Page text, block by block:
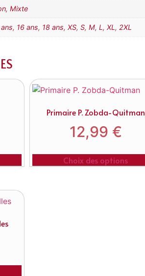
,Mixte
, 16 ans, 18 ans,XS,S,M,L,XL, 2XL
Primaire P. Zobda-Quitman
12,99 €
Choix des options